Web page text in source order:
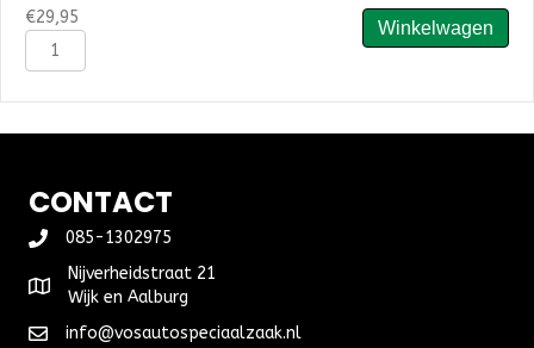
€29,95
Automatten
Volkswagen
2025)
aantal
Winkelwagen
CONTACT
085-1302975
Nijverheidstraat 21
Wijk en Aalburg
info@vosautospeciaalzaak.nl